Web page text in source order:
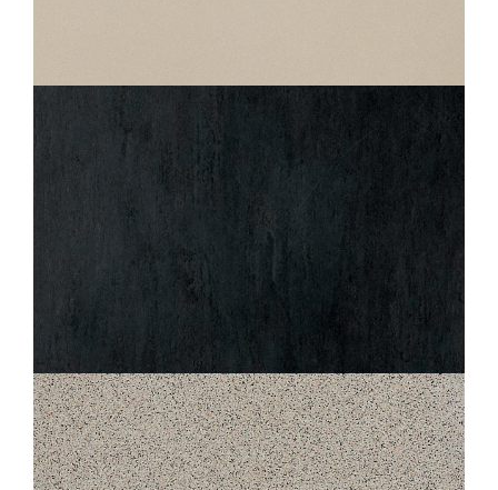
NONAME
60X60 45X45